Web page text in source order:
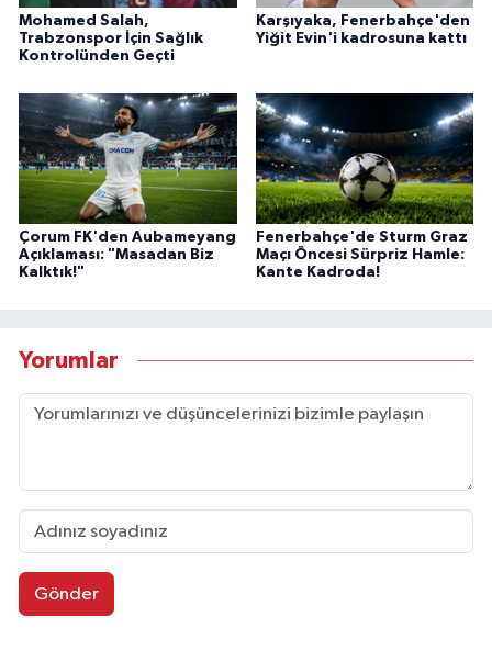
Mohamed Salah,
Trabzonspor İçin Sağlık
Kontrolünden Geçti
Karşıyaka, Fenerbahçe'den
Yiğit Evin'i kadrosuna kattı
Çorum FK'den Aubameyang
Açıklaması: "Masadan Biz
Kalktık!"
Fenerbahçe'de Sturm Graz
Maçı Öncesi Sürpriz Hamle:
Kante Kadroda!
Yorumlar
Gönder